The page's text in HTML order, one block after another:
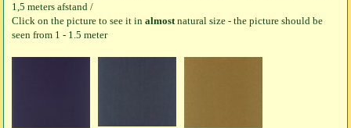
1,5 meters afstand /
Click on the picture to see it in almostnatural size - the picture should be
seen from 1 - 1.5 meter